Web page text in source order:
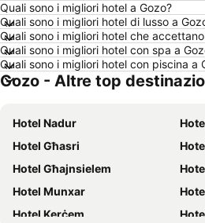
Hotel Milano
Hotel Milano Marittima
Hotel New York
Hotel Vienna
Hotel Isola d'Elba
Hotel Riviera Romagnola
Hotel Marche
Hotel Salento
Hotel Malta
Quali sono i migliori hotel a Gozo?
Quali sono i migliori hotel di lusso a
Quali sono i migliori hotel che
Quali sono i migliori hotel con spa a
Quali sono i migliori hotel con piscina a
Gozo - Altre top
Hotel Nadur
Hotel Għasri
Hotel Għajnsielem
Hotel Munxar
Hotel Kerċem